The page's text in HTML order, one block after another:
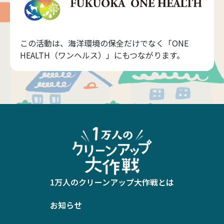
この活動は、海洋環境の保全だけでなく「ONE
HEALTH（ワンヘルス）」にもつながります。
1万人のクリーンアップ大作戦とは
お知らせ